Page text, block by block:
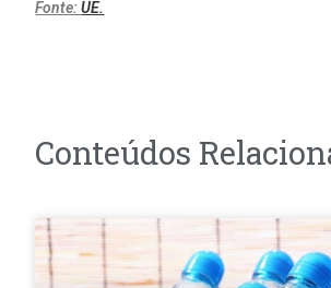
Fonte:UE.
Conteúdos